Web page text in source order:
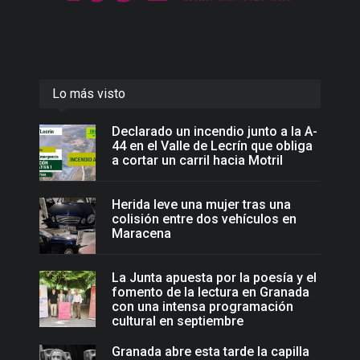
Lo más visto
Declarado un incendio junto a la A-
44 en el Valle de Lecrín que obliga
a cortar un carril hacia Motril
Herida leve una mujer tras una
colisión entre dos vehículos en
Maracena
La Junta apuesta por la poesía y el
fomento de la lectura en Granada
con una intensa programación
cultural en septiembre
Granada abre esta tarde la capilla